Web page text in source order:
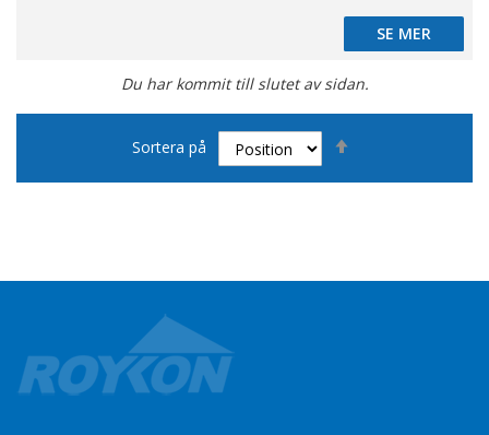
SE MER
SE MER
Du har kommit till slutet av sidan.
Sortera på